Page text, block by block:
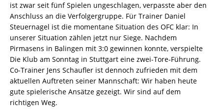
ist zwar seit fünf Spielen ungeschlagen, verpasste aber den
Anschluss an die Verfolgergruppe. Für Trainer Daniel
Steuernagel ist die momentane Situation des OFC klar: In
unserer Situation zählen jetzt nur Siege. Nachdem
Pirmasens in Balingen mit 3:0 gewinnen konnte, verspielte
Die Klub am Sonntag in Stuttgart eine zwei-Tore-Führung.
Co-Trainer Jens Schaufler ist dennoch zufrieden mit dem
aktuellen Auftreten seiner Mannschaft: Wir haben heute
gute spielerische Ansätze gezeigt. Wir sind auf dem
richtigen Weg.